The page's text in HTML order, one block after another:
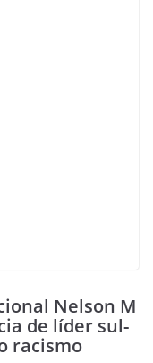
Nelson M
de líder sul-
racismo